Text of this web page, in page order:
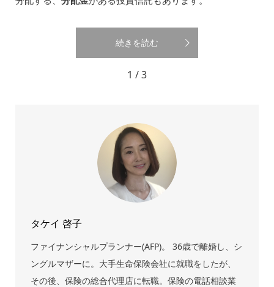
続きを読む
1 / 3
タケイ 啓子
ファイナンシャルプランナー(AFP)。 36歳で離婚し、シ
ングルマザーに。大手生命保険会社に就職をしたが、
その後、保険の総合代理店に転職。保険の電話相談業